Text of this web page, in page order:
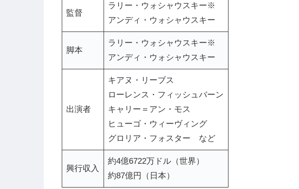
監督
ラリー・ウォシャウスキー※
アンディ・ウォシャウスキー
脚本
ラリー・ウォシャウスキー※
アンディ・ウォシャウスキー
出演者
キアヌ・リーブス
ローレンス・フィッシュバーン
キャリー＝アン・モス
ヒューゴ・ウィーヴィング
グロリア・フォスター など
興行収入
約4億6722万ドル（世界）
約87億円（日本）